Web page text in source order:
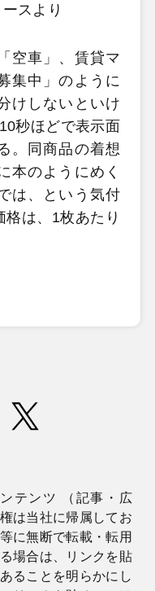
スより
空車」、賃貸マ
集中」のように
けしないといけ
秒ほどで表示面
。同商品の着想
本のようにめく
は、という気付
格は、1枚あたり
テンツ （記事・広
は当社に帰属してお
に無断で転載・転用
場合は、リンクを貼
ることを明らかにし